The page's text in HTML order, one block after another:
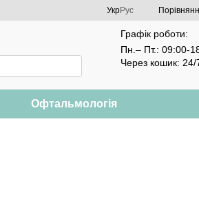
УкрРус
Графік роботи:
Пн.– Пт.: 09:00-
Через кошик: 24/
Офтальмологія